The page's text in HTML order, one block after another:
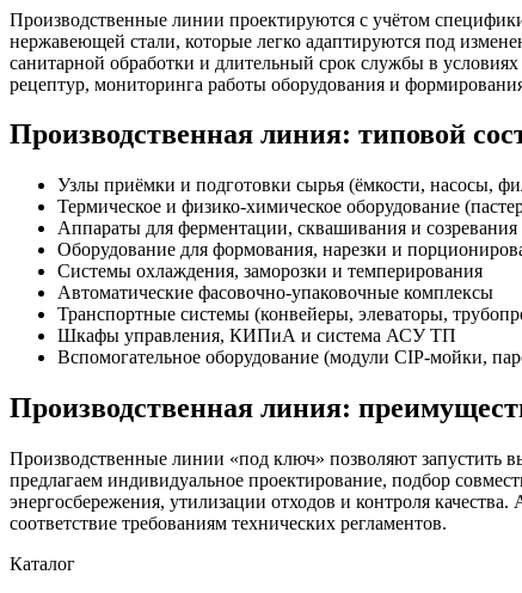
Производственные линии проектируются с учётом
нержавеющей стали, которые легко адаптируются под
санитарной обработки и длительный срок службы в
рецептур, мониторинга работы оборудования и
Производственная линия: типовой
Узлы приёмки и подготовки сырья (ёмкости, насосы,
Термическое и физико-химическое оборудование
Аппараты для ферментации, сквашивания и
Оборудование для формования, нарезки и
Системы охлаждения, заморозки и темперирования
Автоматические фасовочно-упаковочные комплексы
Транспортные системы (конвейеры, элеваторы,
Шкафы управления, КИПиА и система АСУ ТП
Вспомогательное оборудование (модули CIP-мойки,
Производственная линия:
Производственные линии «под ключ» позволяют запустить
предлагаем индивидуальное проектирование, подбор
энергосбережения, утилизации отходов и контроля
соответствие требованиям технических регламентов.
Каталог